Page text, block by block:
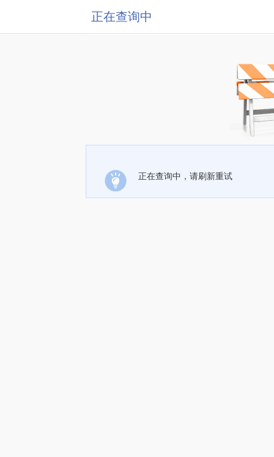
正在查询中
正在查询中，请刷新重试